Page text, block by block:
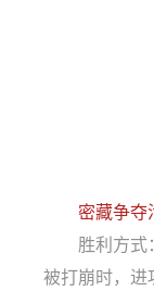
密藏争夺
胜利方式：
被打崩时，进